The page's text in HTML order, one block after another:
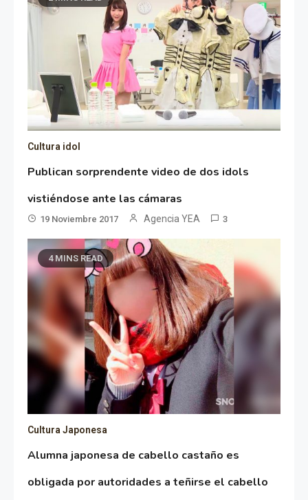
Cultura idol
Publican sorprendente video de dos idols
vistiéndose ante las cámaras
19 Noviembre 2017 Agencia YEA 3
4 MINS READ
Cultura Japonesa
Alumna japonesa de cabello castaño es
obligada por autoridades a teñirse el cabello